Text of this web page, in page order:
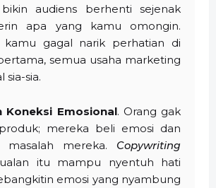
audiens berhenti sejenak
apa yang kamu omongin.
gagal narik perhatian di
semua usaha marketing
sia-sia.
Koneksi Emosional. Orang gak
mereka beli emosi dan
masalah mereka. Copywriting
itu mampu nyentuh hati
emosi yang nyambung